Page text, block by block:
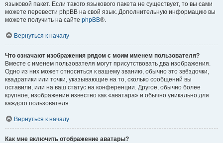
языковой пакет. Если такого языкового пакета не существует, то вы сами
можете перевести phpBB на свой язык. Дополнительную информацию вы
можете получить на сайте phpBB®.
Вернуться к началу
Что означают изображения рядом с моим именем пользователя?
Вместе с именем пользователя могут присутствовать два изображения.
Одно из них может относиться к вашему званию, обычно это звёздочки,
квадратики или точки, указывающие на то, сколько сообщений вы
оставили, или на ваш статус на конференции. Другое, обычно более
крупное, изображение известно как «аватара» и обычно уникально для
каждого пользователя.
Вернуться к началу
Как мне включить отображение аватары?